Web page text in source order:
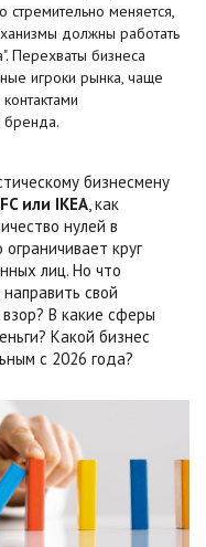
стремительно меняется,
должны работать
Перехваты бизнеса
игроки рынка, чаще
бренда.
бизнесмену
или IKEA, как
нулей в
круг
лиц. Но что
свой
В какие сферы
Какой бизнес
с 2026 года?